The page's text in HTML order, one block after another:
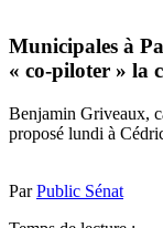
Municipales à
« co-piloter » la
Benjamin Griveaux,
proposé lundi à
ParPublic Sénat